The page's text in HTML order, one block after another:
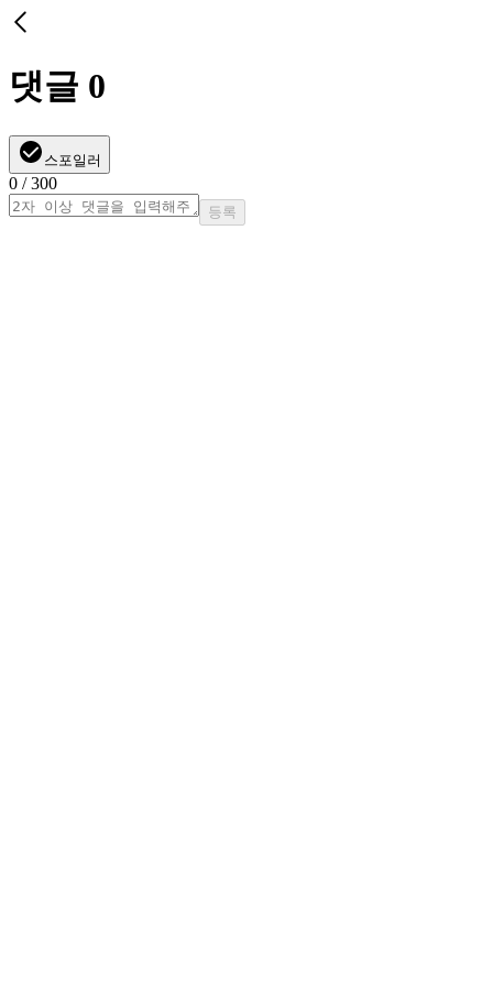
댓글 0
스포일러
0 / 300
등록